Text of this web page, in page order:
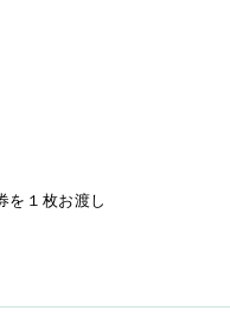
を１枚お渡し